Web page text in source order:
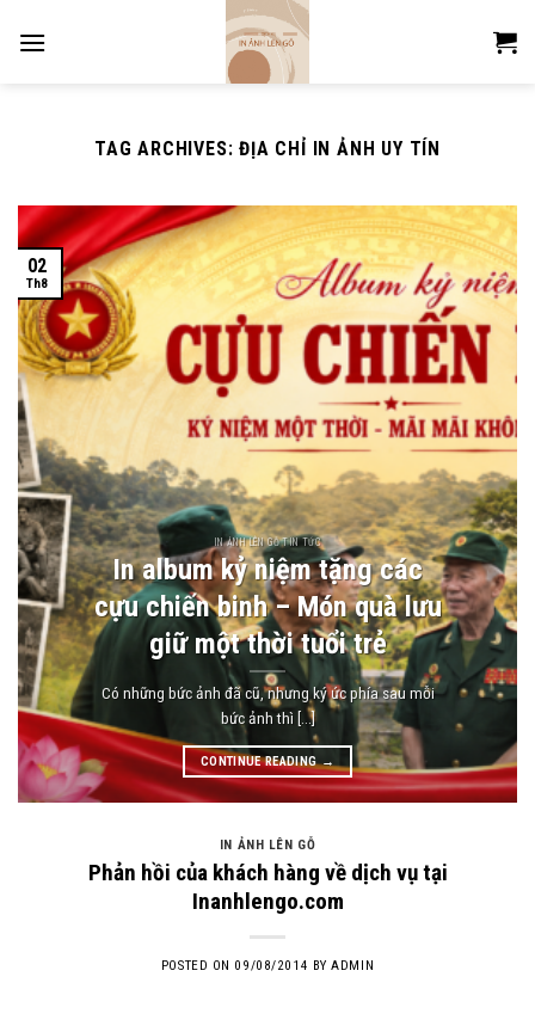
TAG ARCHIVES:ĐỊA CHỈ IN ẢNH UY TÍN
IN ẢNH LÊN GỖ TIN TỨC
In album kỷ niệm tặng các
cựu chiến binh – Món quà lưu
giữ một thời tuổi trẻ
Có những bức ảnh đã cũ, nhưng ký ức phía sau mỗi
bức ảnh thì [...]
CONTINUE READING→
02
Th8
IN ẢNH LÊN GỖ
Phản hồi của khách hàng về dịch vụ tại
Inanhlengo.com
POSTED ON 09/08/2014 BYADMIN